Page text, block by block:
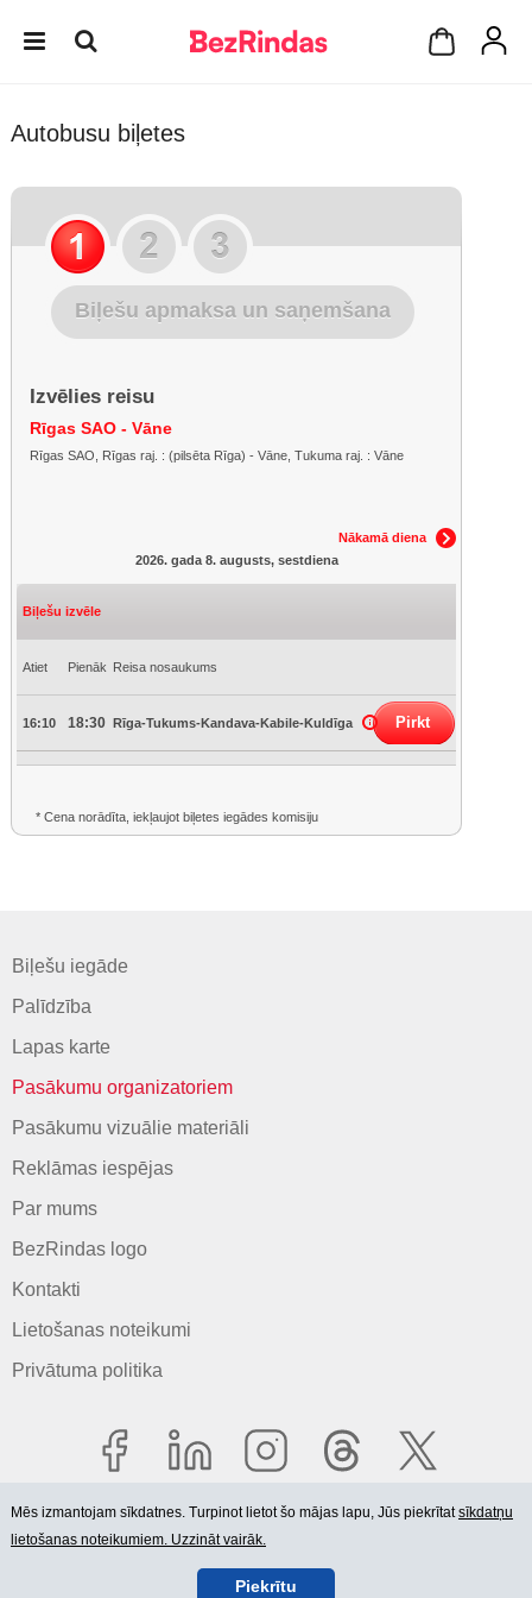
Autobusu biļetes
Biļešu apmaksa un saņemšana
Izvēlies reisu
Rīgas SAO - Vāne
Rīgas SAO, Rīgas raj. : (pilsēta Rīga) - Vāne, Tukuma raj. : Vāne
Nākamā diena
2026. gada 8. augusts, sestdiena
Biļešu izvēle
Atiet Pienāk Reisa nosaukums
16:10 18:30 Rīga-Tukums-Kandava-Kabile-Kuldīga Pirkt
* Cena norādīta, iekļaujot biļetes iegādes komisiju
Biļešu iegāde
Palīdzība
Lapas karte
Pasākumu organizatoriem
Pasākumu vizuālie materiāli
Reklāmas iespējas
Par mums
BezRindas logo
Kontakti
Lietošanas noteikumi
Privātuma politika
© 2006-2026 SIA "BEZRINDAS.LV".
Mēs izmantojam sīkdatnes. Turpinot lietot šo mājas lapu, Jūs piekrītatsīkdatņu
lietošanas noteikumiem. Uzzināt vairāk.
Piekrītu